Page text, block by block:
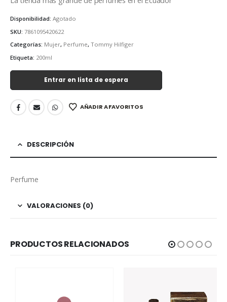
Disponibilidad: Agotado
SKU: 7861095420622
Categorías: Mujer, Perfume, Tommy Hilfiger
Etiqueta: 200ml
Entrar en lista de espera
AÑADIR A FAVORITOS
DESCRIPCIÓN
Perfume
VALORACIONES (0)
PRODUCTOS RELACIONADOS